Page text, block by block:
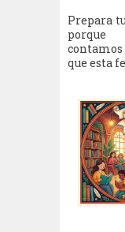
Prepara
que esta